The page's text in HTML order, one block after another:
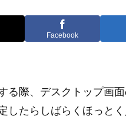
Facebook
る際、デスクトップ画
したらしばらくほっと